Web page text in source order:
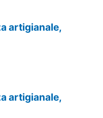
artigianale,
artigianale,